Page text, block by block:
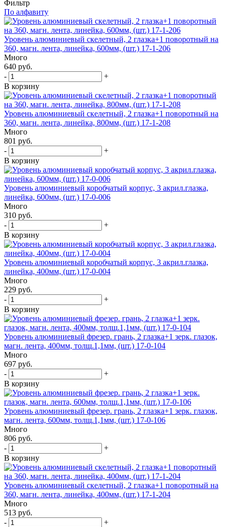
Фильтр
По алфавиту
Уровень алюминиевый скелетный, 2 глазка+1 поворотный на
360, магн. лента, линейка, 600мм, (шт.) 17-1-206
Много
640 руб.
-
+
В корзину
Уровень алюминиевый скелетный, 2 глазка+1 поворотный на
360, магн. лента, линейка, 800мм, (шт.) 17-1-208
Много
801 руб.
-
+
В корзину
Уровень алюминиевый коробчатый корпус, 3 акрил.глазка,
линейка, 600мм, (шт.) 17-0-006
Много
310 руб.
-
+
В корзину
Уровень алюминиевый коробчатый корпус, 3 акрил.глазка,
линейка, 400мм, (шт.) 17-0-004
Много
229 руб.
-
+
В корзину
Уровень алюминиевый фрезер. грань, 2 глазка+1 зерк. глазок,
магн. лента, 400мм, толщ.1,1мм, (шт.) 17-0-104
Много
697 руб.
-
+
В корзину
Уровень алюминиевый фрезер. грань, 2 глазка+1 зерк. глазок,
магн. лента, 600мм, толщ.1,1мм, (шт.) 17-0-106
Много
806 руб.
-
+
В корзину
Уровень алюминиевый скелетный, 2 глазка+1 поворотный на
360, магн. лента, линейка, 400мм, (шт.) 17-1-204
Много
513 руб.
-
+